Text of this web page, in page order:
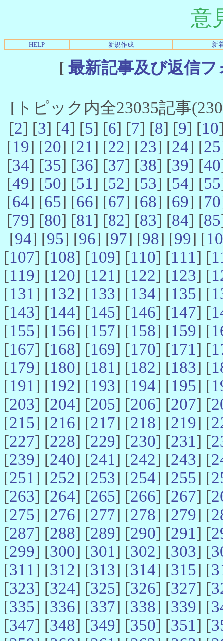
意
HELP 新規作成 新
[ 最新記事及び返信
[トピック内全23035記事
[2] [3] [4] [5] [6] [7] [8] [9] [10
[19] [20] [21] [22] [23] [24] [25
[34] [35] [36] [37] [38] [39] [40
[49] [50] [51] [52] [53] [54] [55
[64] [65] [66] [67] [68] [69] [70
[79] [80] [81] [82] [83] [84] [85
[94] [95] [96] [97] [98] [99] [
[107] [108] [109] [110] [111] [
[119] [120] [121] [122] [123] [
[131] [132] [133] [134] [135] [
[143] [144] [145] [146] [147] [
[155] [156] [157] [158] [159] [
[167] [168] [169] [170] [171] [
[179] [180] [181] [182] [183] [
[191] [192] [193] [194] [195] [
[203] [204] [205] [206] [207] [
[215] [216] [217] [218] [219] [
[227] [228] [229] [230] [231] [
[239] [240] [241] [242] [243] [
[251] [252] [253] [254] [255] [
[263] [264] [265] [266] [267] [
[275] [276] [277] [278] [279] [
[287] [288] [289] [290] [291] [
[299] [300] [301] [302] [303] [
[311] [312] [313] [314] [315] [
[323] [324] [325] [326] [327] [
[335] [336] [337] [338] [339] [
[347] [348] [349] [350] [351] [